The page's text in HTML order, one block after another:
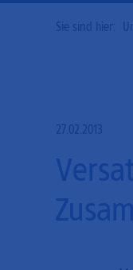
Sie sind hier:
27.02.2013